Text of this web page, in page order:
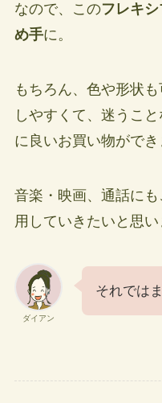
なので、このフレキ
め手に。
もちろん、色や形状
しやすくて、迷うこ
に良いお買い物ができ
音楽・映画、通話にも
用していきたいと思い
ダイアン
それでは